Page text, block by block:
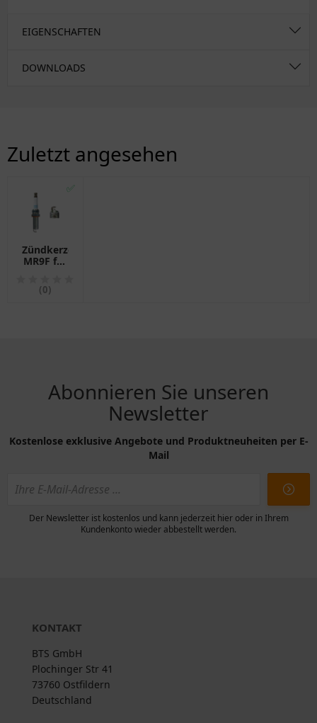
EIGENSCHAFTEN
DOWNLOADS
Zuletzt angesehen
✅
Zündkerze
MR9F für
NGK
(0)
Abonnieren Sie unseren
Newsletter
Kostenlose exklusive Angebote und Produktneuheiten per E-
Mail
Der Newsletter ist kostenlos und kann jederzeit hier oder in Ihrem
Kundenkonto wieder abbestellt werden.
KONTAKT
BTS GmbH
Plochinger Str 41
73760 Ostfildern
Deutschland